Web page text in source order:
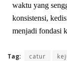
waktu yang
konsistensi,
menjadi fondasi
Tag: catur